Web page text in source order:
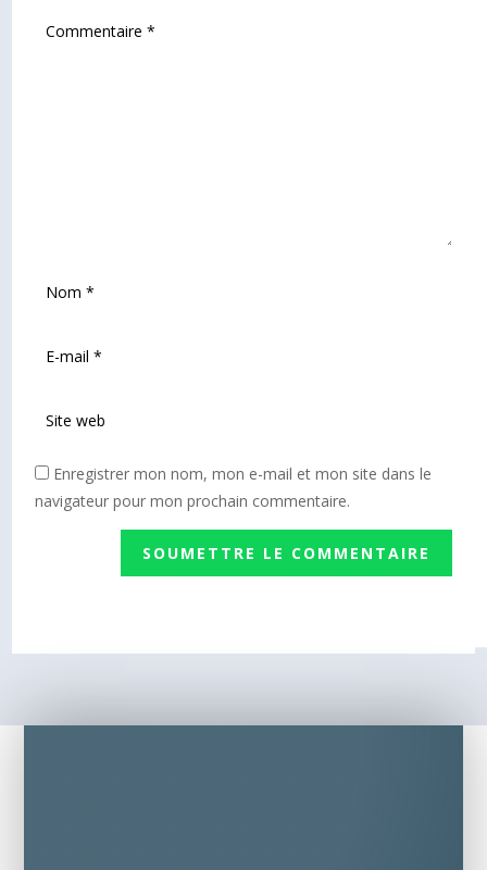
Enregistrer mon nom, mon e-mail et mon site dans le
navigateur pour mon prochain commentaire.
SOUMETTRE LE COMMENTAIRE